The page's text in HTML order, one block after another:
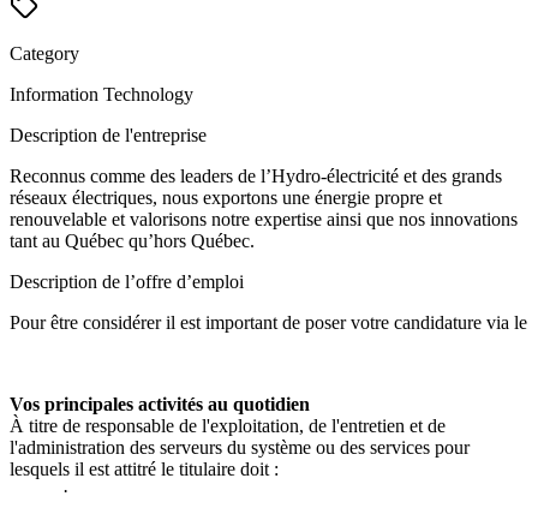
Category
Information Technology
Description de l'entreprise
Reconnus comme des leaders de l’Hydro-électricité et des grands
réseaux électriques, nous exportons une énergie propre et
renouvelable et valorisons notre expertise ainsi que nos innovations
tant au Québec qu’hors Québec.
Description de l’offre d’emploi
Pour être considérer il est important de poser votre candidature via le
Vos principales activités au quotidien
À titre de responsable de l'exploitation, de l'entretien et de
l'administration des serveurs du système ou des services pour
lesquels il est attitré le titulaire doit :
·